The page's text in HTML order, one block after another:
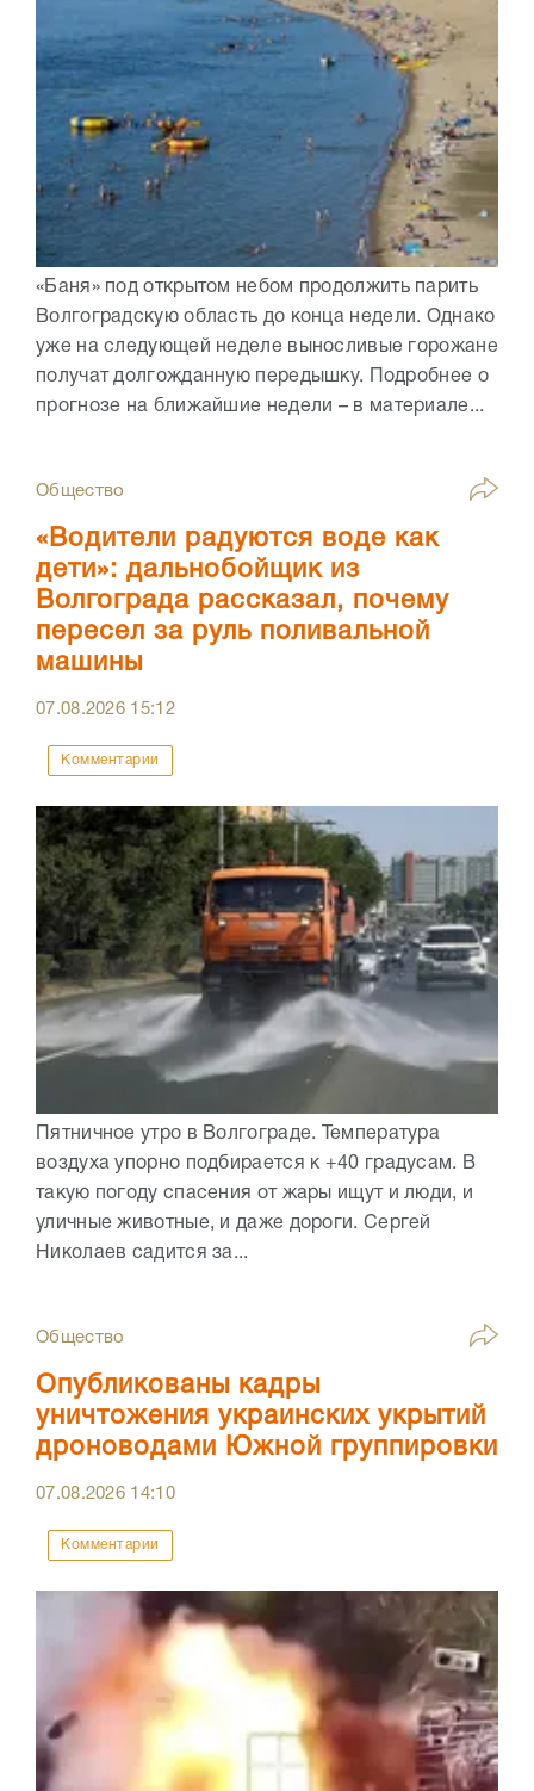
«Баня» под открытом небом продолжить парить
Волгоградскую область до конца недели. Однако
уже на следующей неделе выносливые горожане
получат долгожданную передышку. Подробнее о
прогнозе на ближайшие недели – в материале...
Общество
«Водители радуются воде как
дети»: дальнобойщик из
Волгограда рассказал, почему
пересел за руль поливальной
машины
07.08.2026 15:12
Комментарии
Пятничное утро в Волгограде. Температура
воздуха упорно подбирается к +40 градусам. В
такую погоду спасения от жары ищут и люди, и
уличные животные, и даже дороги. Сергей
Николаев садится за...
Общество
Опубликованы кадры
уничтожения украинских укрытий
дроноводами Южной группировки
07.08.2026 14:10
Комментарии